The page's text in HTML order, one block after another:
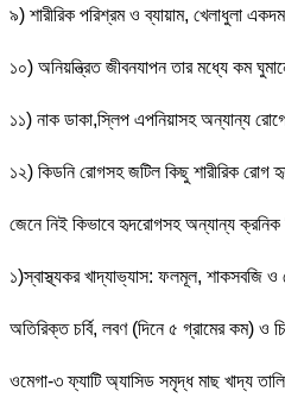
৯) শারীরিক পরিশ্রম ও ব্যায়াম, খেলাধুলা
১০) অনিয়ন্ত্রিত জীবনযাপন তার মধ্যে কম
১১) নাক ডাকা,স্লিপ এপনিয়াসহ অন্যান্য
১২) কিডনি রোগসহ জটিল কিছু শারীরিক রোগ
জেনে নিই কিভাবে হৃদরোগসহ অন্যান্য ক্রনিক
১)স্বাস্থ্যকর খাদ্যাভ্যাস: ফলমূল, শাকসবজি ও
অতিরিক্ত চর্বি, লবণ (দিনে ৫ গ্রামের কম) ও
ওমেগা-৩ ফ্যাটি অ্যাসিড সমৃদ্ধ মাছ খাদ্য